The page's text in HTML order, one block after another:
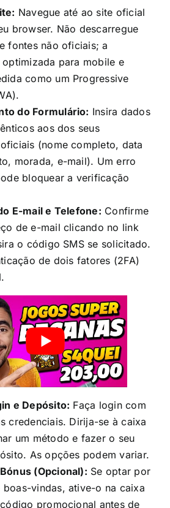
Navegue até ao site oficial
browser. Não descarregue
fontes não oficiais; a
para mobile e
como um Progressive
do Formulário: Insira dados
aos dos seus
(nome completo, data
morada, e-mail). Um erro
bloquear a verificação
E-mail e Telefone: Confirme
de e-mail clicando no link
o código SMS se solicitado.
de dois fatores (2FA)
e Depósito: Faça login com
credenciais. Dirija-se à caixa
um método e fazer o seu
As opções podem variar.
(Opcional): Se optar por
boas-vindas, ative-o na caixa
promocional antes de